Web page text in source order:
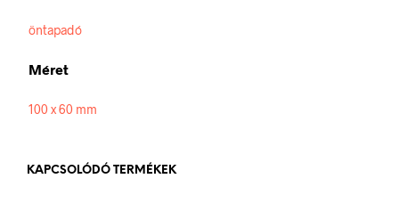
öntapadó
Méret
100 x 60 mm
KAPCSOLÓDÓ TERMÉKEK